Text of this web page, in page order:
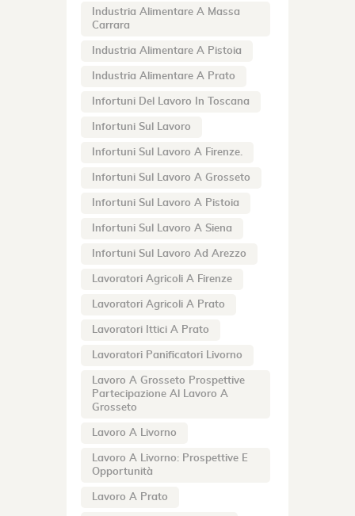
Industria Alimentare A Massa
Carrara
Industria Alimentare A Pistoia
Industria Alimentare A Prato
Infortuni Del Lavoro In Toscana
Infortuni Sul Lavoro
Infortuni Sul Lavoro A Firenze.
Infortuni Sul Lavoro A Grosseto
Infortuni Sul Lavoro A Pistoia
Infortuni Sul Lavoro A Siena
Infortuni Sul Lavoro Ad Arezzo
Lavoratori Agricoli A Firenze
Lavoratori Agricoli A Prato
Lavoratori Ittici A Prato
Lavoratori Panificatori Livorno
Lavoro A Grosseto Prospettive
Partecipazione Al Lavoro A
Grosseto
Lavoro A Livorno
Lavoro A Livorno: Prospettive E
Opportunità
Lavoro A Prato